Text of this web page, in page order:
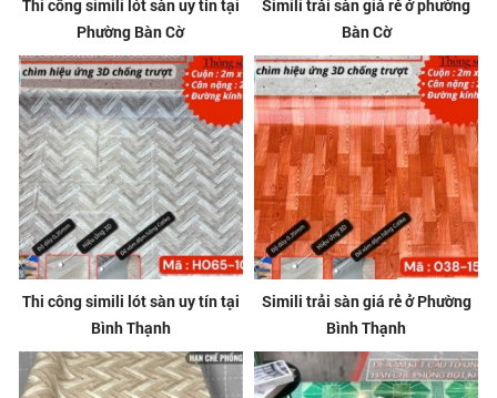
Thi công simili lót sàn uy tín tại
Phường Bàn Cờ
Simili trải sàn giá rẻ ở phường
Bàn Cờ
Thi công simili lót sàn uy tín tại
Bình Thạnh
Simili trải sàn giá rẻ ở Phường
Bình Thạnh